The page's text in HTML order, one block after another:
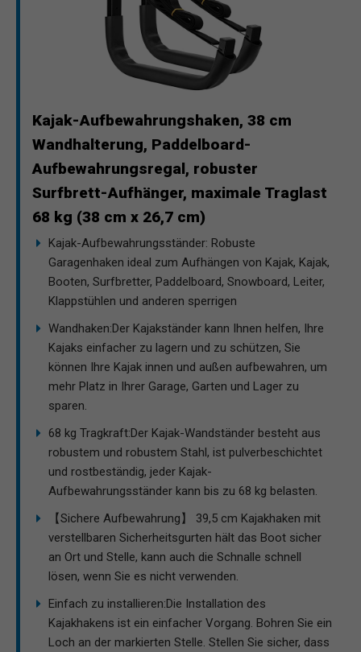
Kajak-Aufbewahrungshaken, 38 cm
Wandhalterung, Paddelboard-
Aufbewahrungsregal, robuster
Surfbrett-Aufhänger, maximale Traglast
68 kg (38 cm x 26,7 cm)
Kajak-Aufbewahrungsständer: Robuste
Garagenhaken ideal zum Aufhängen von Kajak, Kajak,
Booten, Surfbretter, Paddelboard, Snowboard, Leiter,
Klappstühlen und anderen sperrigen
Wandhaken:Der Kajakständer kann Ihnen helfen, Ihre
Kajaks einfacher zu lagern und zu schützen, Sie
können Ihre Kajak innen und außen aufbewahren, um
mehr Platz in Ihrer Garage, Garten und Lager zu
sparen.
68 kg Tragkraft:Der Kajak-Wandständer besteht aus
robustem und robustem Stahl, ist pulverbeschichtet
und rostbeständig, jeder Kajak-
Aufbewahrungsständer kann bis zu 68 kg belasten.
【Sichere Aufbewahrung】 39,5 cm Kajakhaken mit
verstellbaren Sicherheitsgurten hält das Boot sicher
an Ort und Stelle, kann auch die Schnalle schnell
lösen, wenn Sie es nicht verwenden.
Einfach zu installieren:Die Installation des
Kajakhakens ist ein einfacher Vorgang. Bohren Sie ein
Loch an der markierten Stelle. Stellen Sie sicher, dass